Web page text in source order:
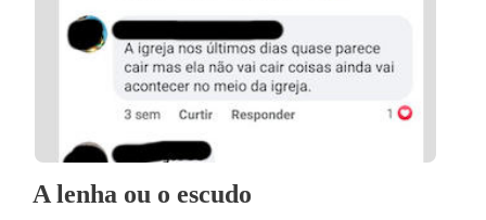
A lenha ou o escudo